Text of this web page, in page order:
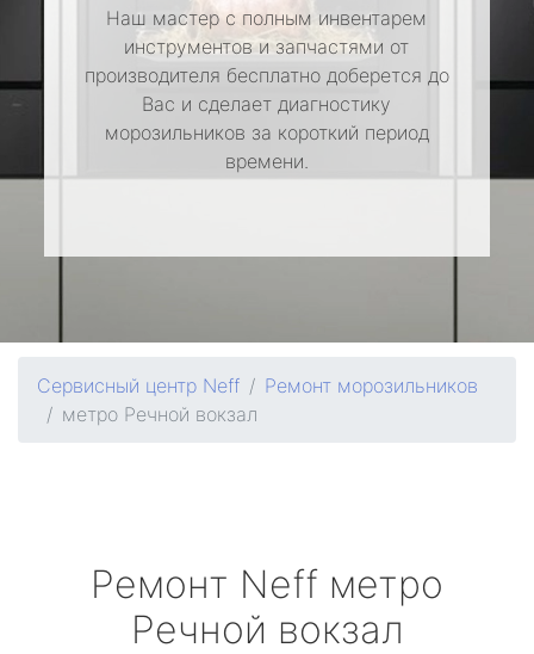
Наш мастер с полным инвентарем
инструментов и запчастями от
производителя бесплатно доберется до
Вас и сделает диагностику
морозильников за короткий период
времени.
Сервисный центр Neff
Ремонт морозильников
метро Речной вокзал
Ремонт Neff метро
Речной вокзал